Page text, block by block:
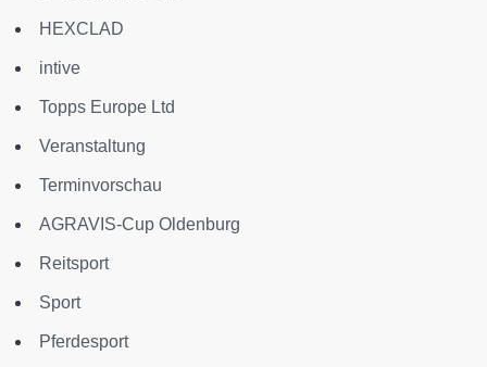
HEXCLAD
intive
Topps Europe Ltd
Veranstaltung
Terminvorschau
AGRAVIS-Cup Oldenburg
Reitsport
Sport
Pferdesport